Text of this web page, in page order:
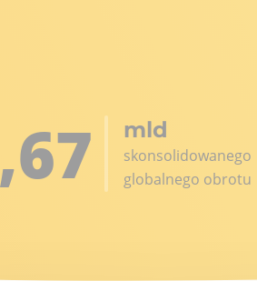
,67 mld
skonsolidowanego
globalnego obrotu